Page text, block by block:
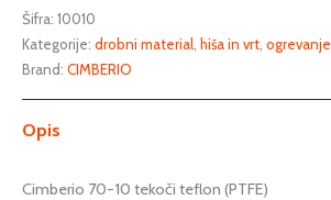
Šifra: 10010
Kategorije: drobni material hiša in vrt ogrevanje
Brand: CIMBERIO
Opis
Cimberio 70-10 tekoči teflon (PTFE)